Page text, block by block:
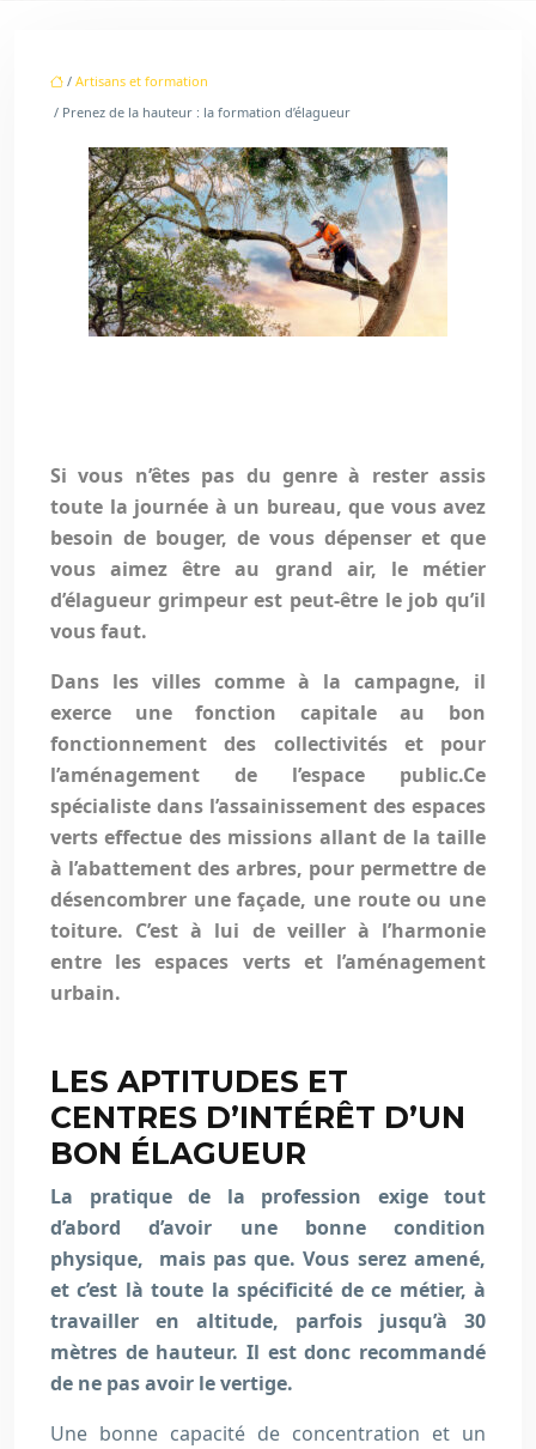
/ Artisans et formation
/ Prenez de la hauteur : la formation d’élagueur
Si vous n’êtes pas du genre à rester assis
toute la journée à un bureau, que vous avez
besoin de bouger, de vous dépenser et que
vous aimez être au grand air, le métier
d’élagueur grimpeur est peut-être le job qu’il
vous faut.
Dans les villes comme à la campagne, il
exerce une fonction capitale au bon
fonctionnement des collectivités et pour
l’aménagement de l’espace public.Ce
spécialiste dans l’assainissement des espaces
verts effectue des missions allant de la taille
à l’abattement des arbres, pour permettre de
désencombrer une façade, une route ou une
toiture. C’est à lui de veiller à l’harmonie
entre les espaces verts et l’aménagement
urbain.
LES APTITUDES ET
CENTRES D’INTÉRÊT D’UN
BON ÉLAGUEUR
La pratique de la profession exige tout
d’abord d’avoir une bonne condition
physique, mais pas que. Vous serez amené,
et c’est là toute la spécificité de ce métier, à
travailler en altitude, parfois jusqu’à 30
mètres de hauteur. Il est donc recommandé
de ne pas avoir le vertige.
Une bonne capacité de concentration et un